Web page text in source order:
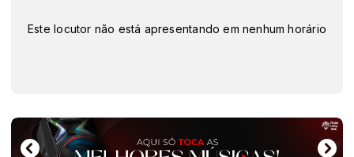
Este locutor não está apresentando em nenhum horário